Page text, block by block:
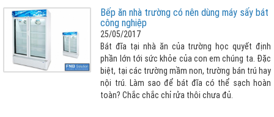
nhà cung cấp, việc tìm kiếm và lựa chọn nhà
cung cấp các thiết bị bếp cho nhà hàng khách
sạn, đặc biệt là sản phẩm bếp ga công nghiệp
khách sạn khiến nhiều chủ đầu tư phải đau đầu
suy nghĩ. Hãy đến với Fnb Solution – công ty giải
pháp thiết bị khách sạn hàng đầu Việt Nam, với
nhiều mẫu bếp công nghiệp dùng ga, dùng điện
cho khách sạn đẳng cấp và chất lượng cao cả
Bếp ăn nhà trường có nên dùng máy sấy bát
công nghiệp
25/05/2017
Bát đĩa tại nhà ăn của trường học quyết định
phần lớn tới sức khỏe của con em chúng ta. Đặc
biệt, tại các trường mầm non, trường bán trú hay
nội trú. Làm sao để bát đĩa có thể sạch hoàn
toàn? Chắc chắc chỉ rửa thôi chưa đủ.